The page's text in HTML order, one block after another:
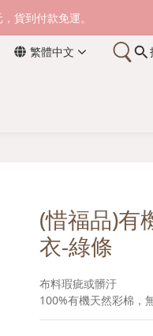
購物可累積會員點數。
貨到付款免運。
員購物可累積會員點數。
繁體中文
(惜福品)有
衣-綠條
布料瑕疵或髒汙
100%有機天然彩棉，